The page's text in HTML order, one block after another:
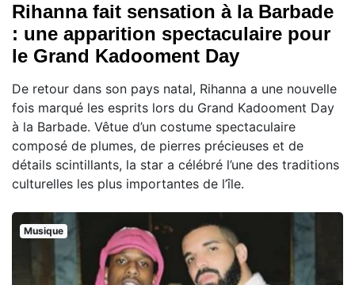
Rihanna fait sensation à la Barbade
: une apparition spectaculaire pour
le Grand Kadooment Day
De retour dans son pays natal, Rihanna a une nouvelle
fois marqué les esprits lors du Grand Kadooment Day
à la Barbade. Vêtue d’un costume spectaculaire
composé de plumes, de pierres précieuses et de
détails scintillants, la star a célébré l’une des traditions
culturelles les plus importantes de l’île.
Musique